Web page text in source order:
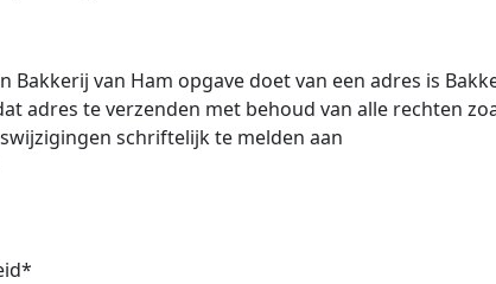
Bakkerij van Ham opgave doet van een adres is
adres te verzenden met behoud van alle rechten
schriftelijk te melden aan